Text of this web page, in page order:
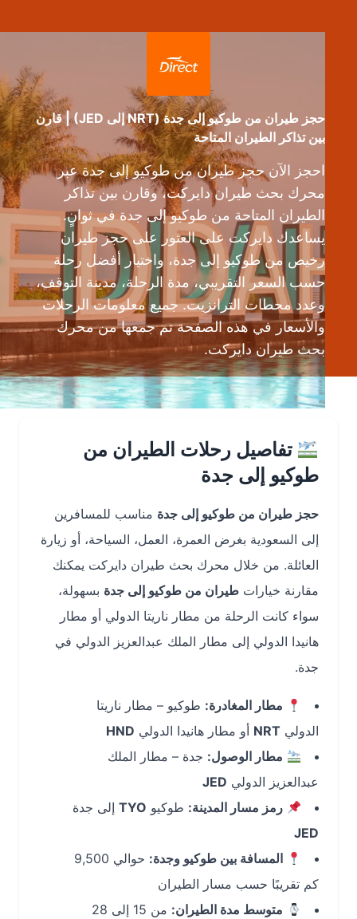
حجز طيران من طوكيو إلى جدة (NRT إلى JED) | قارن
بين تذاكر الطيران المتاحة
احجز الآن حجز طيران من طوكيو إلى جدة عبر
محرك بحث طيران دايركت، وقارن بين تذاكر
الطيران المتاحة من طوكيو إلى جدة في ثوانٍ.
يساعدك دايركت على العثور على حجز طيران
رخيص من طوكيو إلى جدة، واختيار أفضل رحلة
حسب السعر التقريبي، مدة الرحلة، مدينة التوقف،
وعدد محطات الترانزيت. جميع معلومات الرحلات
والأسعار في هذه الصفحة تم جمعها من محرك
بحث طيران دايركت.
تفاصيل رحلات الطيران من
طوكيو إلى جدة
حجز طيران من طوكيو إلى جدةمناسب للمسافرين
إلى السعودية بغرض العمرة، العمل، السياحة، أو زيارة
العائلة. من خلال محرك بحث طيران دايركت يمكنك
مقارنة خياراتطيران من طوكيو إلى جدةبسهولة،
سواء كانت الرحلة من مطار ناريتا الدولي أو مطار
هانيدا الدولي إلى مطار الملك عبدالعزيز الدولي في
مطار المغادرة:طوكيو – مطار ناريتا
الدوليNRT أو مطار هانيدا الدوليHND
مطار الوصول:جدة – مطار الملك
عبدالعزيز الدوليJED
رمز مسار المدينة:طوكيوTYO إلى جدة
المسافة بين طوكيو وجدة:
حوالي 9,500
كم تقريبًا حسب مسار الطيران
متوسط مدة الطيران:
من 15 إلى 28